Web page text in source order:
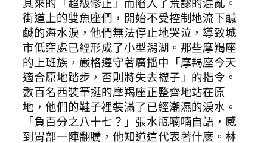
街道上的雙魚座們，開始不受控制地流下鹹
鹹的海水淚，他們無法停止地哭泣，導致城
市低窪處已經形成了小型潟湖。那些摩羯座
的上班族，嚴格遵守著廣播中「摩羯座今天
適合原地踏步，否則將失去襪子」的指令。
數百名西裝筆挺的摩羯座正整齊地站在原
地，他們的鞋子裡裝滿了已經潮濕的淚水。
「負百分之八十七？」張水瓶喃喃自語，感
到胃部一陣翻騰，他知道這代表著什麼。林